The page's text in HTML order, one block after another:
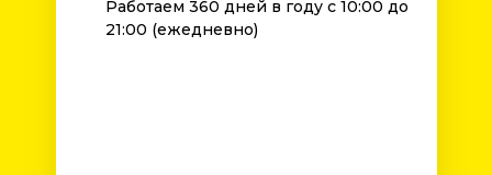
Работаем 360 дней в году с 10:00 до
21:00 (ежедневно)